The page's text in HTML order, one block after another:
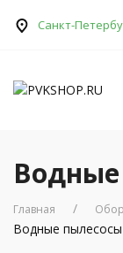
Санкт-
Главная
Водные пылесосы